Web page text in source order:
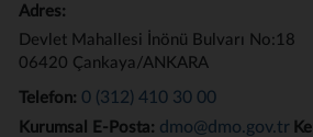
Adres:
Devlet Mahallesi İnönü Bulvarı No:18
06420 Çankaya/ANKARA
Telefon: 0 (312) 410 30 00
Kurumsal E-Posta: dmo@dmo.gov.tr